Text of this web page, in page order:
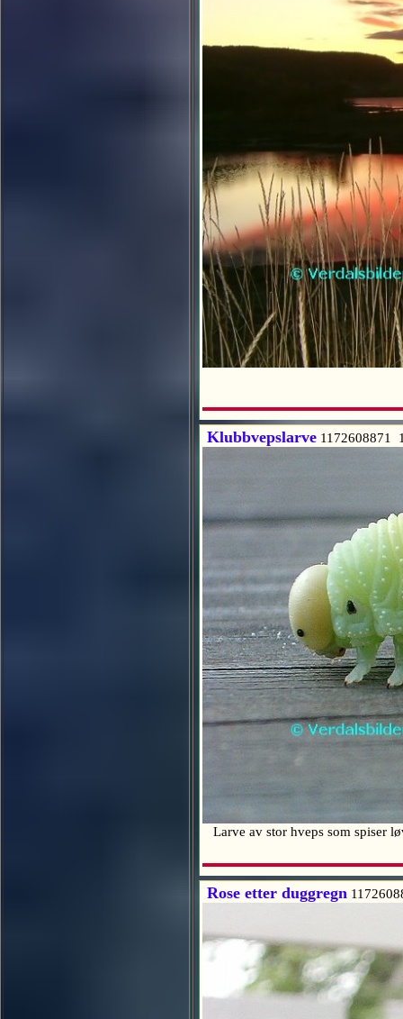
Klubbvepslarve 1172608871
Larve av stor hveps som spiser
Rose etter duggregn